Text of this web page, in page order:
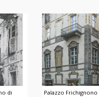
di
Palazzo Frichignono